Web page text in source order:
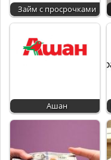
Займ с просрочками
Ашан